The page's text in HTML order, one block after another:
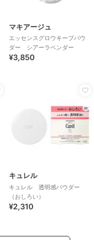
マキアージュ
エッセンスグロウキープパウ
ダー シアーラベンダー
¥3,850
キュレル
キュレル 透明感パウダー
（おしろい）
¥2,310